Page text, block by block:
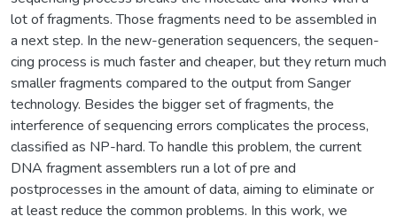
lot of fragments. Those fragments need to be assembled in
a next step. In the new-generation sequencers, the sequen-
cing process is much faster and cheaper, but they return much
smaller fragments compared to the output from Sanger
technology. Besides the bigger set of fragments, the
interference of sequencing errors complicates the process,
classified as NP-hard. To handle this problem, the current
DNA fragment assemblers run a lot of pre and
postprocesses in the amount of data, aiming to eliminate or
at least reduce the common problems. In this work, we